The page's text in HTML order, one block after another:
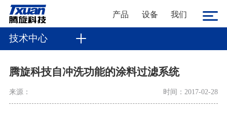
产品 设备 我们
技术中心
腾旋科技自冲洗功能的涂料过滤系统
来源： 时间：2017-02-28